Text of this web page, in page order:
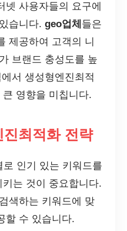
사용자들의 요구에
습니다. geo업체 들은
제공하여 고객의 니
브랜드 충성도를 높
서 생성형엔진최적
큰 영향을 미칩니다.
최적화 전략
인기 있는 키워드를
는 것이 중요합니다.
색하는 키워드에 맞
할 수 있습니다.